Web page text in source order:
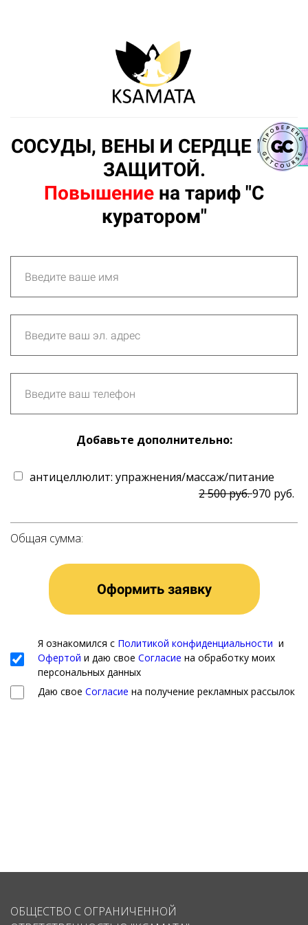
СОСУДЫ, ВЕНЫ И СЕРДЦЕ ПОД
ЗАЩИТОЙ.
Повышение на тариф "С
куратором"
Добавьте дополнительно:
антицеллюлит: упражнения/массаж/питание
2 500 руб.970 руб.
Общая сумма:
Оформить заявку
Я ознакомился с Политикой конфиденциальности и
Офертой и даю свое Согласие на обработку моих
персональных данных
Даю свое Согласие на получение рекламных рассылок
ОБЩЕСТВО С ОГРАНИЧЕННОЙ